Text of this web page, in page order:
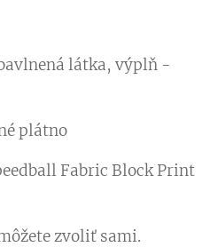
látka, výplň -
plátno
Fabric Block Print
zvoliť sami.